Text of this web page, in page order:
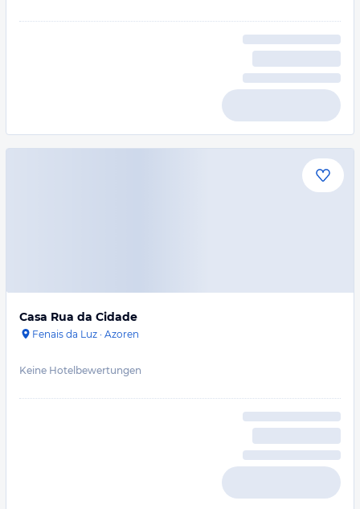
Casa Rua da Cidade
Fenais da Luz · Azoren
Keine Hotelbewertungen